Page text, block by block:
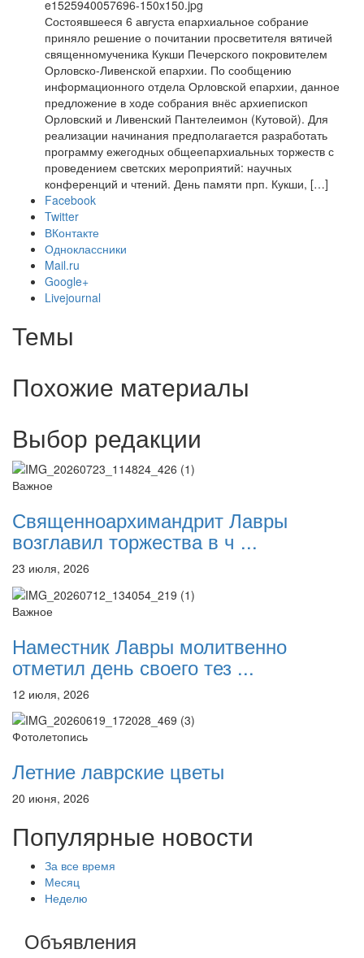
e1525940057696-150x150.jpg
Состоявшееся 6 августа епархиальное собрание
приняло решение о почитании просветителя вятичей
священномученика Кукши Печерского покровителем
Орловско-Ливенской епархии. По сообщению
информационного отдела Орловской епархии, данное
предложение в ходе собрания внёс архиепископ
Орловский и Ливенский Пантелеимон (Кутовой). Для
реализации начинания предполагается разработать
программу ежегодных общеепархиальных торжеств с
проведением светских мероприятий: научных
конференций и чтений. День памяти прп. Кукши, […]
Facebook
Twitter
ВКонтакте
Одноклассники
Mail.ru
Google+
Livejournal
Темы
Похожие материалы
Выбор редакции
Важное
Священноархимандрит Лавры
возглавил торжества в ч ...
23 июля, 2026
Важное
Наместник Лавры молитвенно
отметил день своего тез ...
12 июля, 2026
Фотолетопись
Летние лаврские цветы
20 июня, 2026
Популярные новости
За все время
Месяц
Неделю
Объявления